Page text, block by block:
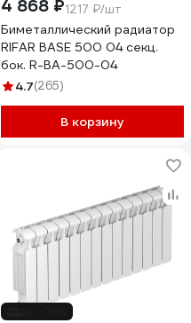
4 868 ₽1217 ₽/шт
Биметаллический радиатор
RIFAR BASE 500 04 секц.
бок. R-BA-500-04
4.7(265)
В корзину